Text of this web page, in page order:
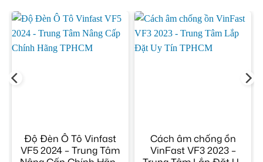
Độ Đèn Ô Tô Vinfast
VF5 2024 – Trung Tâm
Cách âm chống ồn
VinFast VF3 2023 –